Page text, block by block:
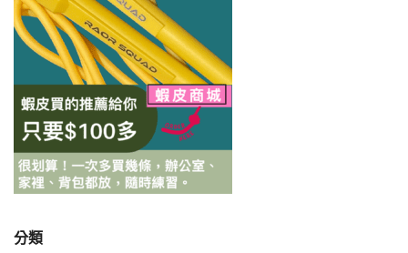
分類